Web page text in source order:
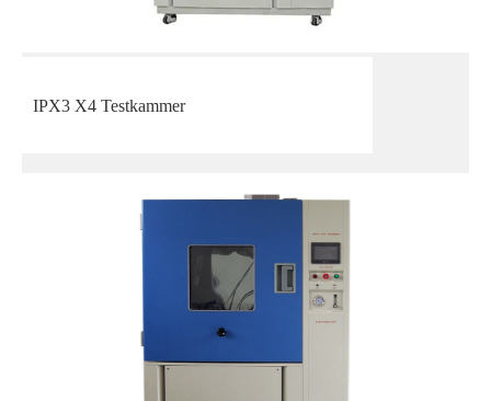
IPX3 X4 Testkammer